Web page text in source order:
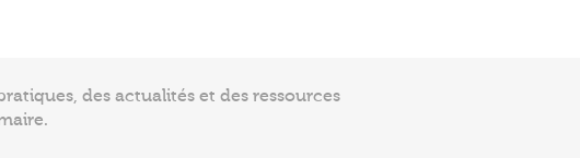
des actualités et des ressources